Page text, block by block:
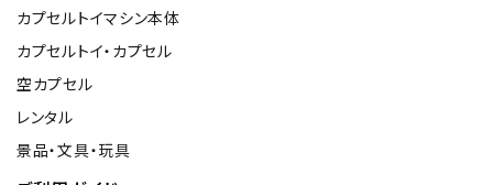
カプセルトイマシン本体
カプセルトイ・カプセル
空カプセル
レンタル
景品・文具・玩具